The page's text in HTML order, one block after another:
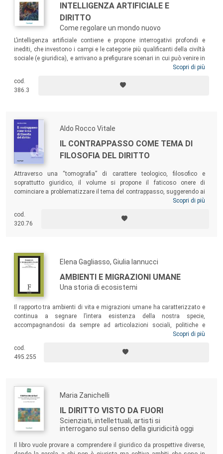
INTELLIGENZA ARTIFICIALE E
DIRITTO
Come regolare un mondo nuovo
L’intelligenza artificiale contiene e propone interrogativi profondi e
inediti, che investono i campi e le categorie più qualificanti della civiltà
sociale (e giuridica), e arrivano a prefigurare scenari in cui può venire in
discussione l’essenza stessa di ciò che consideriamo identità umana.
dovrà mettere in campo? Che cosa è o cosa può diventare veramente
ciò che chiamiamo AI? A questi interrogativi cercano di rispondere
Scopri di più
cod.
386.3
Aldo Rocco Vitale
IL CONTRAPPASSO COME TEMA DI
FILOSOFIA DEL DIRITTO
Attraverso una “tomografia” di carattere teologico, filosofico e
soprattutto giuridico, il volume si propone il faticoso onere di
cominciare a problematizzare il tema del contrappasso, suggerendo ai
contemporanei l’idea che – probabilmente – la sua archiviazione
ritiene. Il contrappasso – come criterio di commisurazione della pena
fondato su una intramontabile idea sostanziale di giustizia – ha,
Scopri di più
cod.
320.76
Elena Gagliasso, Giulia Iannucci
AMBIENTI E MIGRAZIONI UMANE
Una storia di ecosistemi
Il rapporto tra ambienti di vita e migrazioni umane ha caratterizzato e
continua a segnare l’intera esistenza della nostra specie,
accompagnandosi da sempre ad articolazioni sociali, politiche e
ideologiche spesso drammatiche. Il volume affronta in dieci saggi
intreccio di riflessioni teoriche e di concreti rimandi tra diverse
discipline, tra storia e attualità, il libro offre strumenti analitici per
Scopri di più
cod.
495.255
Maria Zanichelli
IL DIRITTO VISTO DA FUORI
Scienziati, intellettuali, artisti si
interrogano sul senso della giuridicità oggi
Il libro vuole provare a comprendere il giuridico da prospettive diverse,